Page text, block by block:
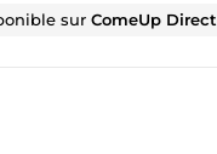
surComeUp Direct